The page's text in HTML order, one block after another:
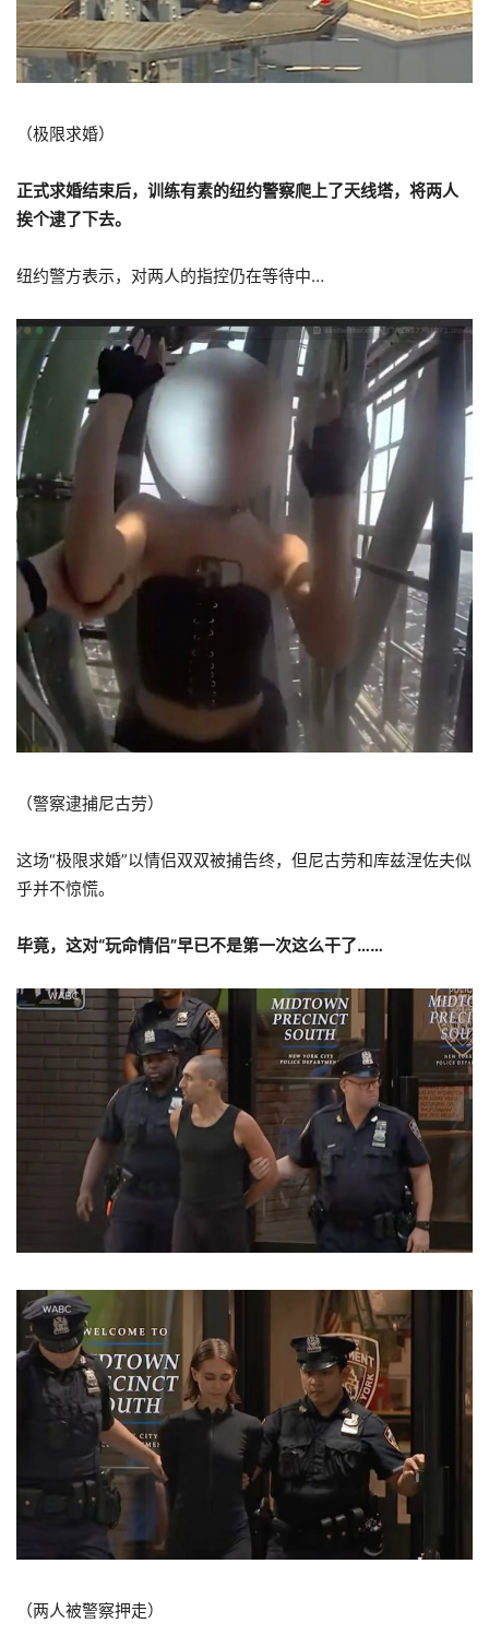
（极限求婚）
正式求婚结束后，训练有素的纽约警察爬上了天线塔，将两人
挨个逮了下去。
纽约警方表示，对两人的指控仍在等待中…
（警察逮捕尼古劳）
这场“极限求婚”以情侣双双被捕告终，但尼古劳和库兹涅佐夫似
乎并不惊慌。
毕竟，这对“玩命情侣”早已不是第一次这么干了……
（两人被警察押走）